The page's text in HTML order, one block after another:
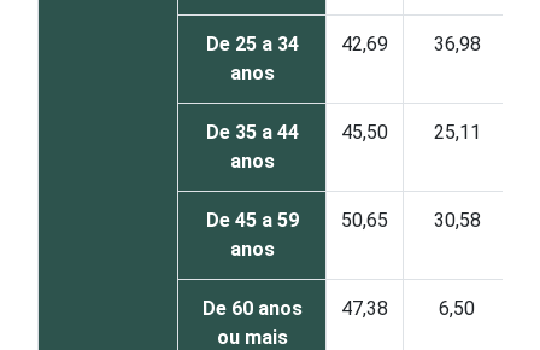
De 25 a 34
anos
42,69 36,98
De 35 a 44
anos
45,50 25,11
De 45 a 59
anos
50,65 30,58
De 60 anos
ou mais
47,38 6,50